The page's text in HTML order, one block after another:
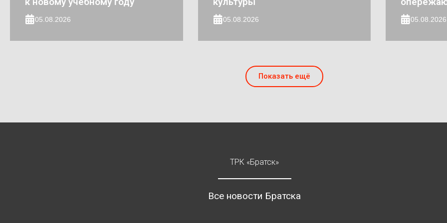
05.08.2026 05.08.2026 05.08.2026
Показать ещё
ТРК «Братск»
Все новости Братска